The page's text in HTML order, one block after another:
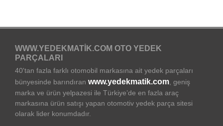
WWW.YEDEKMATIK.COM OTO YEDEK
PARÇALARI
40'tan fazla farklı otomobil markasına ait yedek parçaları
bünyesinde barındıran www.yedekmatik.com, geniş
marka ve ürün yelpazesi ile Türkiye’de en fazla araç
markasına ürün satışı yapan otomotiv yedek parça sitesi
olarak lider konumdadır.